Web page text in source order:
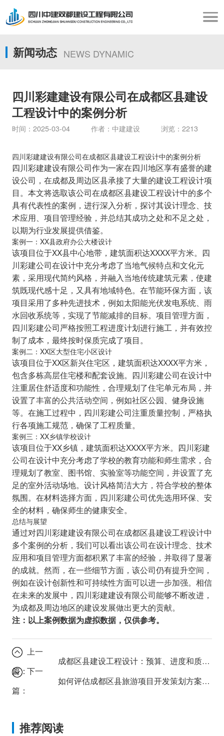
新闻动态 NEWS DYNAMIC
四川彩建建设有限公司在成都区县建设
工程设计中的案例分析
时间：2025-03-04 作者：中建建设 浏览：2213
四川彩建建设有限公司在成都区县建设工程设计中的案例分析
四川彩建建设有限公司作为一家在四川地区享有盛誉的建
设公司，在成都及周边区县承接了大量的建设工程设计项
目。本文将选取该公司在成都区县建设工程设计中的多个
具有代表性的案例，进行深入分析，探讨其设计理念、技
术应用、项目管理经验，并总结其成功之处和不足之处，
以期为行业发展提供借鉴。
案例一：XX县政府办公大楼设计
该项目位于XX县中心地带，建筑面积达XXXX平方米。四
川彩建公司在设计中充分考虑了当地气候特点和文化元
素，采用现代简约风格，并融入当地传统建筑元素，使建
筑既现代感十足，又具有地域特色。在节能环保方面，该
项目采用了多种先进技术，例如太阳能光伏发电系统、雨
水回收系统等，实现了节能减排的目标。项目管理方面，
四川彩建公司严格按照工程进度计划进行施工，并有效控
制了成本，最终按时保质完成了项目。
案例二：XX区大型住宅小区设计
该项目位于XX区新兴住宅区，建筑面积达XXXX平方米，
包含多栋高层住宅楼和配套设施。四川彩建公司在设计中
注重居住舒适度和功能性，合理规划了住宅单元布局，并
设置了丰富的公共活动空间，例如社区公园、健身设施
等。在施工过程中，四川彩建公司注重质量控制，严格执
行各项施工规范，确保了工程质量。
案例三：XX乡镇学校设计
该项目位于XX乡镇，建筑面积达XXXX平方米。四川彩建
公司在设计中充分考虑了学校的教育功能和师生需求，合
理规划了教室、图书馆、实验室等功能空间，并设置了充
足的室外活动场地。设计风格简洁大方，符合学校的整体
氛围。在材料选择方面，四川彩建公司优先选用环保、安
全的材料，确保师生的健康安全。
总结与展望
通过对四川彩建建设有限公司在成都区县建设工程设计中
多个案例的分析，我们可以看出该公司在设计理念、技术
应用和项目管理方面都积累了丰富的经验，并取得了显著
的成就。然而，在一些细节方面，该公司仍有提升空间，
例如在设计创新性和可持续性方面可以进一步加强。相信
在未来的发展中，四川彩建建设有限公司能够不断改进，
为成都及周边地区的建设发展做出更大的贡献。
注：以上案例数据为虚拟数据，仅供参考。
上一
篇：
成都区县建设工程设计：预算、进度和质量如何兼顾？
下一
篇：
如何评估成都区县旅游项目开发策划方案的可行性？
推荐阅读